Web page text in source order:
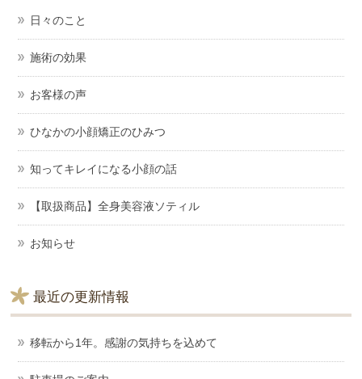
日々のこと
施術の効果
お客様の声
ひなかの小顔矯正のひみつ
知ってキレイになる小顔の話
【取扱商品】全身美容液ソティル
お知らせ
最近の更新情報
移転から1年。感謝の気持ちを込めて